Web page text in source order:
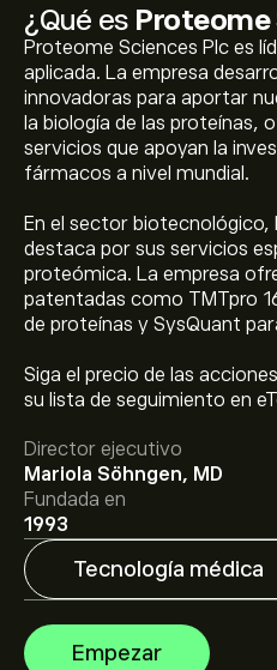
¿Qué es Proteome
Proteome Sciences Plc es
aplicada. La empresa
innovadoras para aportar
la biología de las proteínas,
servicios que apoyan la
fármacos a nivel mundial.
En el sector
destaca por sus servicios
proteómica. La empresa
patentadas como TMTpro
de proteínas y SysQuant
Siga el precio de las
su lista de seguimiento en
Director ejecutivo
Mariola Söhngen, MD
Fundada en
1993
Tecnología médica
Empezar
El precio actual de las
El precio medio objetivo
Sciences Plc es de 1.600‎p‎.
conocer los precios objetivo
analistas.
Las previsiones de los
Proteome Sciences Plc se
mercado, los estados
previsto. Consulta las